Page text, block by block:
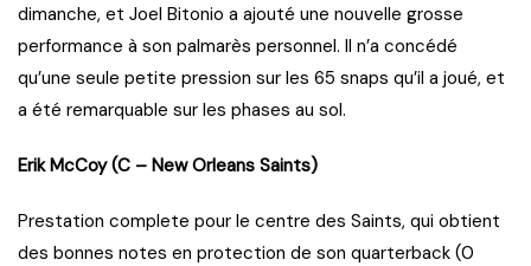
dimanche, et Joel Bitonio a ajouté une nouvelle grosse
performance à son palmarès personnel. Il n’a concédé
qu’une seule petite pression sur les 65 snaps qu’il a joué, et
a été remarquable sur les phases au sol.
Erik McCoy (C – New Orleans Saints)
Prestation complete pour le centre des Saints, qui obtient
des bonnes notes en protection de son quarterback (0